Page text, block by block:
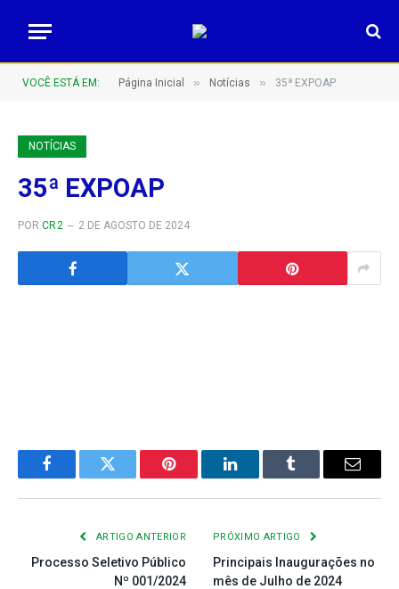
VOCÊ ESTÁ EM: Página Inicial » Notícias » 35ª EXPOAP
NOTÍCIAS
35ª EXPOAP
POR CR2 2 DE AGOSTO DE 2024
FacebookTwitter Pinterest LinkedInTumblr
E-
ARTIGO ANTERIOR
Processo Seletivo Público
Nº 001/2024
PRÓXIMO ARTIGO
Principais Inaugurações no
mês de Julho de 2024